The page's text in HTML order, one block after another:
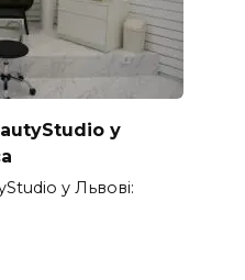
у
у Львові: